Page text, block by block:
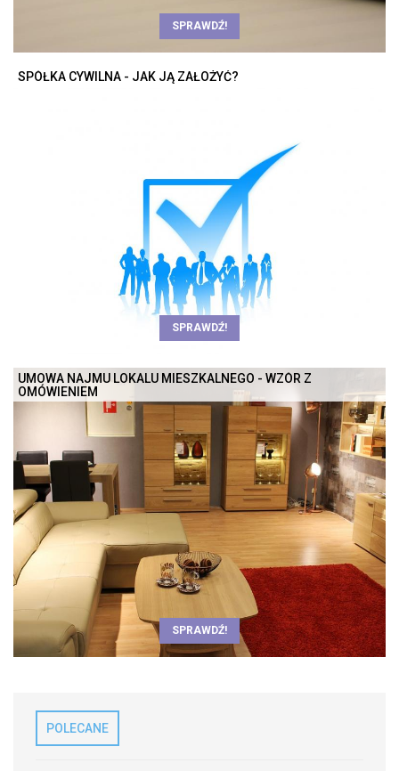
SPRAWDŹ!
SPÓŁKA CYWILNA - JAK JĄ ZAŁOŻYĆ?
SPRAWDŹ!
UMOWA NAJMU LOKALU MIESZKALNEGO - WZÓR Z
OMÓWIENIEM
SPRAWDŹ!
POLECANE